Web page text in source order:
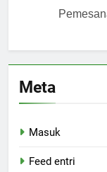
Meta
Masuk
Feed entri